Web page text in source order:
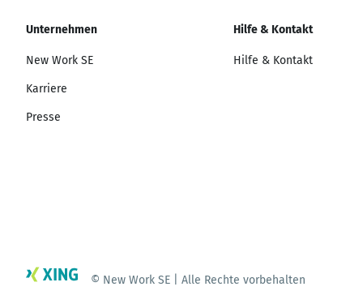
Unternehmen
New Work SE
Karriere
Presse
Hilfe & Kontakt
Hilfe & Kontakt
© New Work SE | Alle Rechte vorbehalten